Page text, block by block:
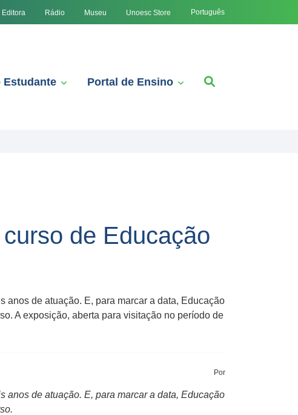
Editora Rádio Museu Unoesc Store Português
Estudante Portal de Ensino
de Educação
anos de atuação. E, para marcar a data, Educação
A exposição, aberta para visitação no período de
Por
anos de atuação. E, para marcar a data, Educação